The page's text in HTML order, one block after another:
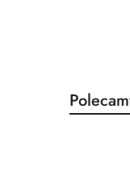
Pomiń Produkty
o